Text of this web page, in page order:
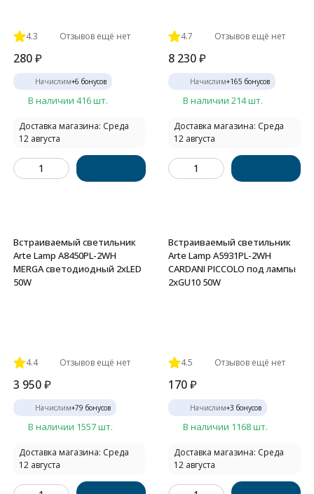
4.3 Отзывов ещё нет
280₽
Начислим+6 бонусов
В наличии 416 шт.
Доставка магазина: Среда
12 августа
4.7 Отзывов ещё нет
8 230₽
Начислим+165 бонусов
В наличии 214 шт.
Доставка магазина: Среда
12 августа
Встраиваемый светильник
Arte Lamp A8450PL-2WH
MERGA светодиодный 2xLED
50W
4.4 Отзывов ещё нет
3 950₽
Начислим+79 бонусов
В наличии 1557 шт.
Доставка магазина: Среда
12 августа
Встраиваемый светильник
Arte Lamp A5931PL-2WH
CARDANI PICCOLO под лампы
2xGU10 50W
4.5 Отзывов ещё нет
170₽
Начислим+3 бонусов
В наличии 1168 шт.
Доставка магазина: Среда
12 августа